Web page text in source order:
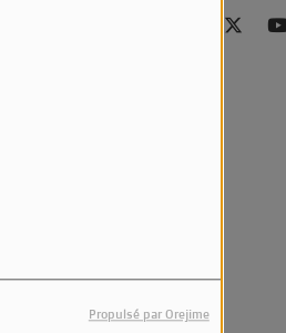
Propulsé par Orejime